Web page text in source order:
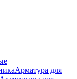
Арматура для